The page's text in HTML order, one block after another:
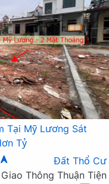
Tại Mỹ Lương Sát
Tỷ
Đất Thổ Cư
Thông Thuận Tiện